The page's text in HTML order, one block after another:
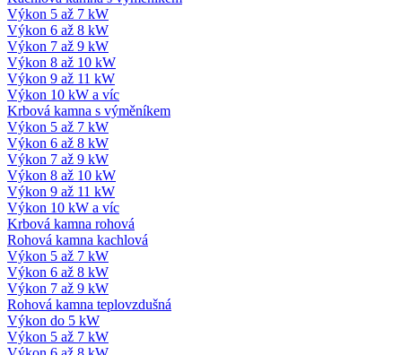
Výkon 5 až 7 kW
Výkon 6 až 8 kW
Výkon 7 až 9 kW
Výkon 8 až 10 kW
Výkon 9 až 11 kW
Výkon 10 kW a víc
Krbová kamna s výměníkem
Výkon 5 až 7 kW
Výkon 6 až 8 kW
Výkon 7 až 9 kW
Výkon 8 až 10 kW
Výkon 9 až 11 kW
Výkon 10 kW a víc
Krbová kamna rohová
Rohová kamna kachlová
Výkon 5 až 7 kW
Výkon 6 až 8 kW
Výkon 7 až 9 kW
Rohová kamna teplovzdušná
Výkon do 5 kW
Výkon 5 až 7 kW